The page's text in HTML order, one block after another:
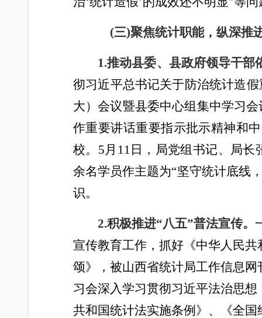
(三)聚焦统计职能，纵深推
1.推动县委、县政府领导干部
彻习近平总书记关于防治统计造
大）会议暨县委中心组集中学习
作重要讲话重要指示批示精神和
校。5月11日，局党组书记、局
余名学员作主题为“坚守统计底线
识。
2.积极推进“八五”普法宣传。
宣传教育工作，抓好《中华人民
颂》，被山西省统计局工作信息
习会深入学习贯彻习近平法治思
共和国统计法实施条例》、《全